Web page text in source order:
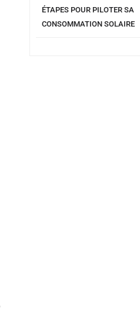
ÉTAPES POUR PILOTER SA
CONSOMMATION SOLAIRE